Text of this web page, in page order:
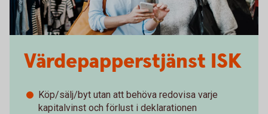
Värdepapperstjänst ISK
Köp/sälj/byt utan att behöva redovisa varje
kapitalvinst och förlust i deklarationen